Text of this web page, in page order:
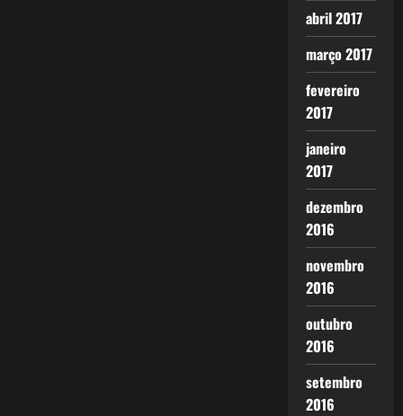
abril 2017
março 2017
fevereiro
2017
janeiro
2017
dezembro
2016
novembro
2016
outubro
2016
setembro
2016